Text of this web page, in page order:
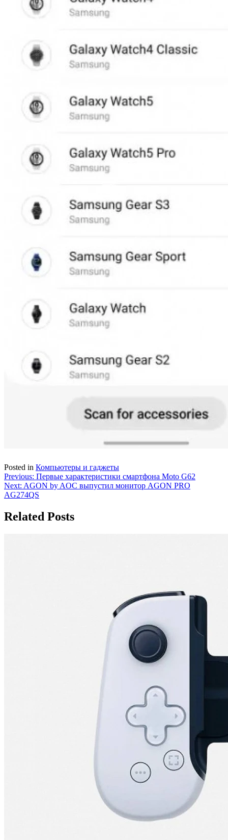
Posted in Компьютеры и гаджеты
Навигация
по
Previous: Первые характеристики смартфона Moto G62
Next: AGON by AOC выпустил монитор AGON PRO
AG274QS
Related Posts